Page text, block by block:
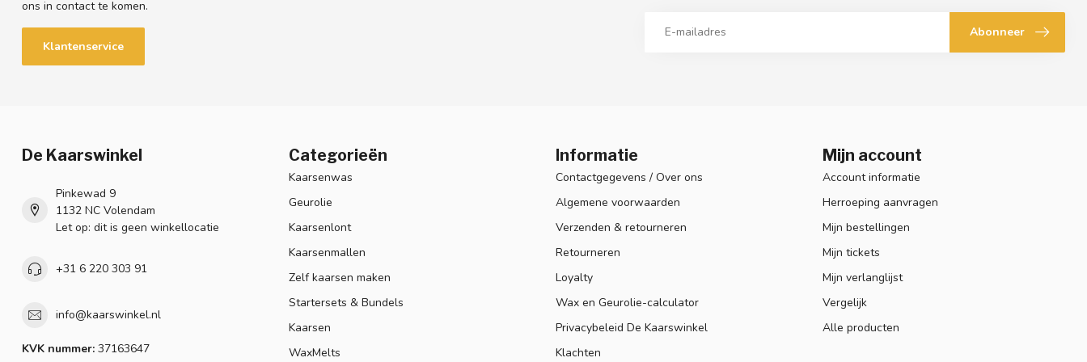
ons in contact te komen.
Klantenservice
Abonneer
De Kaarswinkel
Pinkewad 9
1132 NC Volendam
Let op: dit is geen winkellocatie
+31 6 220 303 91
info@kaarswinkel.nl
KVK nummer: 37163647
Categorieën
Kaarsenwas
Geurolie
Kaarsenlont
Kaarsenmallen
Zelf kaarsen maken
Startersets & Bundels
Kaarsen
WaxMelts
Informatie
Contactgegevens / Over ons
Algemene voorwaarden
Verzenden & retourneren
Retourneren
Loyalty
Wax en Geurolie-calculator
Privacybeleid De Kaarswinkel
Klachten
Mijn account
Account informatie
Herroeping aanvragen
Mijn bestellingen
Mijn tickets
Mijn verlanglijst
Vergelijk
Alle producten